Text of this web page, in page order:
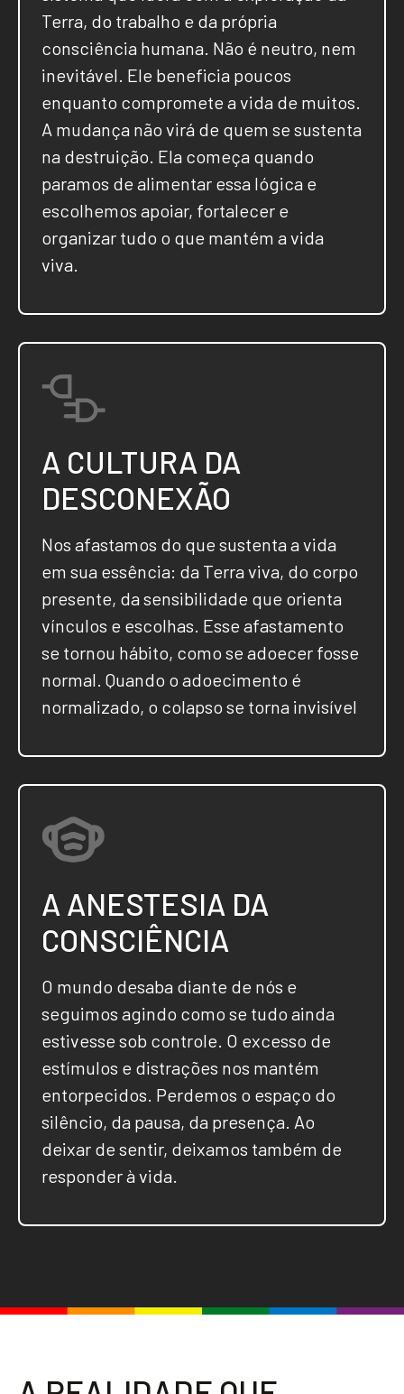
Terra, do trabalho e da própria
consciência humana. Não é neutro, nem
inevitável. Ele beneficia poucos
enquanto compromete a vida de muitos.
A mudança não virá de quem se sustenta
na destruição. Ela começa quando
paramos de alimentar essa lógica e
escolhemos apoiar, fortalecer e
organizar tudo o que mantém a vida
viva.
A CULTURA DA
DESCONEXÃO
Nos afastamos do que sustenta a vida
em sua essência: da Terra viva, do corpo
presente, da sensibilidade que orienta
vínculos e escolhas. Esse afastamento
se tornou hábito, como se adoecer fosse
normal. Quando o adoecimento é
normalizado, o colapso se torna invisível
A ANESTESIA DA
CONSCIÊNCIA
O mundo desaba diante de nós e
seguimos agindo como se tudo ainda
estivesse sob controle. O excesso de
estímulos e distrações nos mantém
entorpecidos. Perdemos o espaço do
silêncio, da pausa, da presença. Ao
deixar de sentir, deixamos também de
responder à vida.